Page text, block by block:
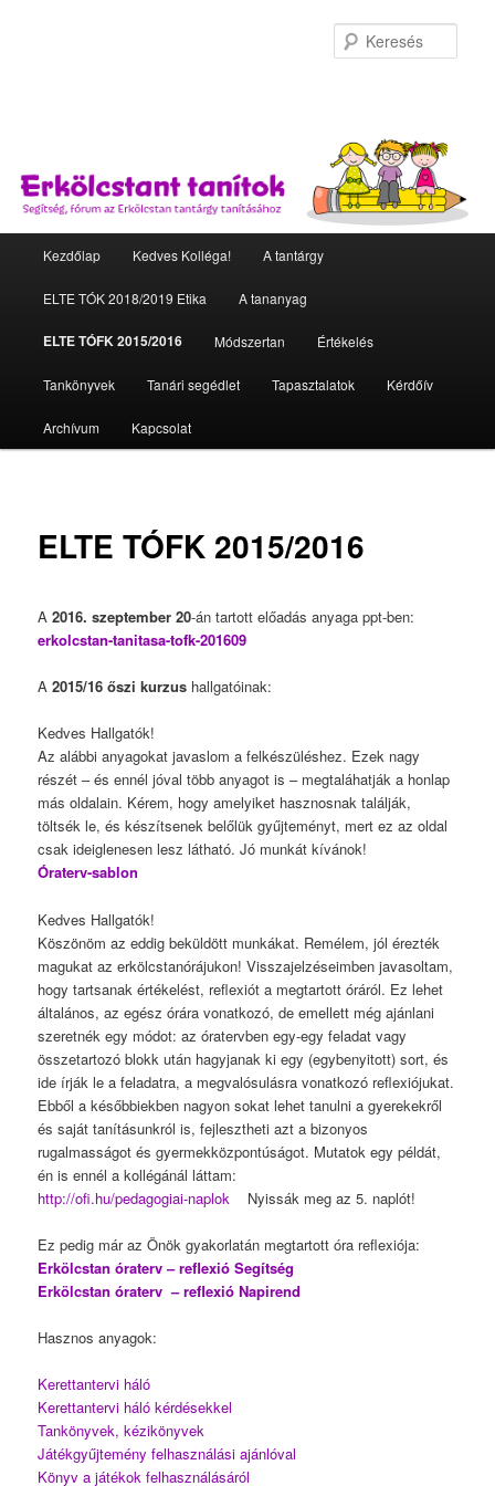
Tovább az elsődleges tartalomra
Tovább a másodlagos tartalomra
Kezdőlap Kedves Kolléga! A tantárgy
ELTE TÓK 2018/2019 Etika A tananyag
ELTE TÓFK 2015/2016 Módszertan Értékelés
Tankönyvek Tanári segédlet Tapasztalatok Kérdőív
Archívum Kapcsolat
ELTE TÓFK 2015/2016
A2016. szeptember 20-án tartott előadás anyaga ppt-ben:
erkolcstan-tanitasa-tofk-201609
A2015/16 őszi kurzus hallgatóinak:
Kedves Hallgatók!
Az alábbi anyagokat javaslom a felkészüléshez. Ezek nagy
részét – és ennél jóval több anyagot is – megtaláhatják a honlap
más oldalain. Kérem, hogy amelyiket hasznosnak találják,
töltsék le, és készítsenek belőlük gyűjteményt, mert ez az oldal
csak ideiglenesen lesz látható. Jó munkát kívánok!
Óraterv-sablon
Kedves Hallgatók!
Köszönöm az eddig beküldött munkákat. Remélem, jól érezték
magukat az erkölcstanórájukon! Visszajelzéseimben javasoltam,
hogy tartsanak értékelést, reflexiót a megtartott óráról. Ez lehet
általános, az egész órára vonatkozó, de emellett még ajánlani
szeretnék egy módot: az óratervben egy-egy feladat vagy
összetartozó blokk után hagyjanak ki egy (egybenyitott) sort, és
ide írják le a feladatra, a megvalósulásra vonatkozó reflexiójukat.
Ebből a későbbiekben nagyon sokat lehet tanulni a gyerekekről
és saját tanításunkról is, fejlesztheti azt a bizonyos
rugalmasságot és gyermekközpontúságot. Mutatok egy példát,
én is ennél a kollégánál láttam:
http://ofi.hu/pedagogiai-naplok Nyissák meg az 5. naplót!
Ez pedig már az Önök gyakorlatán megtartott óra reflexiója:
Erkölcstan óraterv – reflexió Segítség
Erkölcstan óraterv – reflexió Napirend
Hasznos anyagok:
Kerettantervi háló
Kerettantervi háló kérdésekkel
Tankönyvek, kézikönyvek
Játékgyűjtemény felhasználási ajánlóval
Könyv a játékok felhasználásáról